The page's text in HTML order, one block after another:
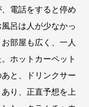
電話をすると停め
呂は人が少なかっ
部屋も広く、一人
ホットカーペット
と、ドリンクサー
り、正直予想を上